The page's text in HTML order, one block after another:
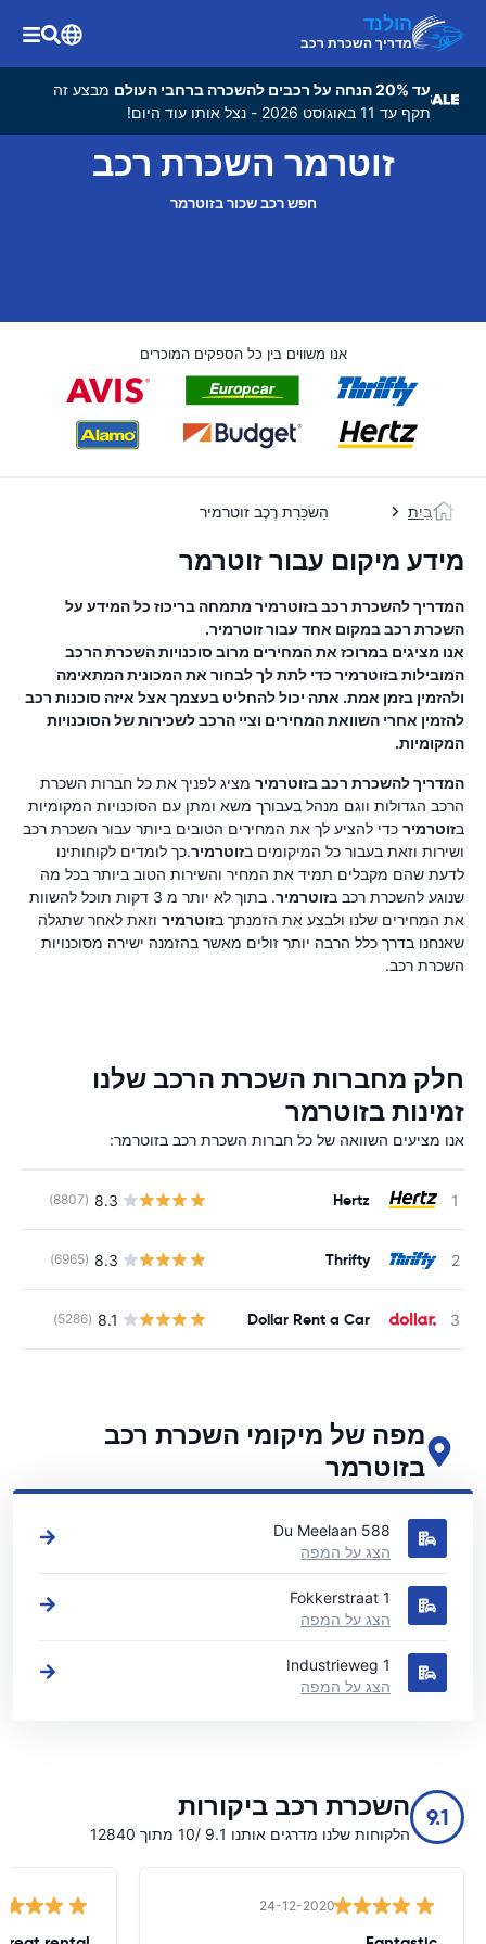
הולנד
מדריך השכרת רכב
עד 20% הנחה על רכבים להשכרה ברחבי העולם
מבצע זה
תקף עד 11 באוגוסט 2026 - נצל אותו עוד היום!
זוטרמר השכרת רכב
חפש רכב שכור בזוטרמר
אנו משווים בין כל הספקים המוכרים
בַּיִת הַשׂכָּרַת רֶכֶב זוטרמיר
מידע מיקום עבור זוטרמר
המדריך להשכרת רכב בזוטרמיר מתמחה בריכוז כל המידע על
השכרת רכב במקום אחד עבורזוטרמיר.
אנו מציגים במרוכז את המחירים מרוב סוכנויות השכרת הרכב
המובילות בזוטרמיר כדי לתת לך לבחור את המכונית המתאימה
ולהזמין בזמן אמת. אתה יכול להחליט בעצמך אצל איזה סוכנות רכב
להזמין אחרי השוואת המחירים וציי הרכב לשכירות של הסוכנויות
המקומיות.
המדריך להשכרת רכב בזוטרמיר מציג לפניך את כל חברות השכרת
הרכב הגדולות ווגם מנהל בעבורך משא ומתן עם הסוכנויות המקומיות
בזוטרמיר כדי להציע לך את המחירים הטובים ביותר עבור השכרת רכב
ושירות וזאת בעבור כל המיקומים בזוטרמיר.כך לומדים לקוחותינו
לדעת שהם מקבלים תמיד את המחיר והשירות הטוב ביותר בכל מה
שנוגע להשכרת רכב בזוטרמיר
. בתוך לא יותר מ 3 דקות תוכל להשוות
את המחירים שלנו ולבצע את הזמנתך בזוטרמיר וזאת לאחר שתגלה
שאנחנו בדרך כלל הרבה יותר זולים מאשר בהזמנה ישירה מסוכנויות
השכרת רכב.
חלק מחברות השכרת הרכב שלנו
זמינות בזוטרמר
אנו מציעים השוואה של כל חברות השכרת רכב בזוטרמר:
Hertz
8.3
(8807)
Thrifty
8.3
(6965)
Dollar Rent a Car
8.1
(5286)
מפה של מיקומי השכרת רכב
בזוטרמר
ראה את מיקומי השכרת הרכב העיקריים שלנו בזוטרמר
Du Meelaan 588
הצג על המפה
Fokkerstraat 1
הצג על המפה
Industrieweg 1
הצג על המפה
9.1 השכרת רכב ביקורות
הלקוחות שלנו מדרגים אותנו 9.1 /10 מתוך 12840
24-12-2020